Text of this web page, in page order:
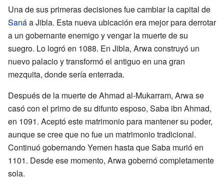
Una de sus primeras decisiones fue cambiar la capital de
Sanáa Jibla. Esta nueva ubicación era mejor para derrotar
a un gobernante enemigo y vengar la muerte de su
suegro. Lo logró en 1088. En Jibla, Arwa construyó un
nuevo palacio y transformó el antiguo en una gran
mezquita, donde sería enterrada.
Después de la muerte de Ahmad al-Mukarram, Arwa se
casó con el primo de su difunto esposo, Saba ibn Ahmad,
en 1091. Aceptó este matrimonio para mantener su poder,
aunque se cree que no fue un matrimonio tradicional.
Continuó gobernando Yemen hasta que Saba murió en
1101. Desde ese momento, Arwa gobernó completamente
sola.